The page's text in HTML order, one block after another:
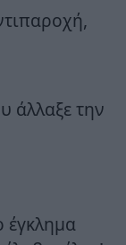
άλλαξε την
έγκλημα